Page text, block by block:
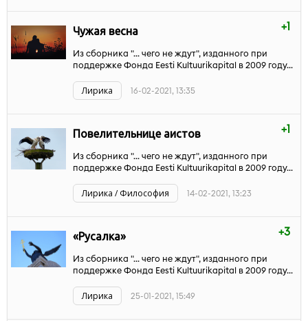
+1
Чужая весна
Из сборника "... чего не ждут", изданного при
поддержке Фонда Eesti Kultuurikapital в 2009 году...
Лирика 16-02-2021, 13:35
+1
Повелительнице аистов
Из сборника "... чего не ждут", изданного при
поддержке Фонда Eesti Kultuurikapital в 2009 году...
Лирика / Философия 14-02-2021, 13:23
+3
«Русалка»
Из сборника "... чего не ждут", изданного при
поддержке Фонда Eesti Kultuurikapital в 2009 году...
Лирика 25-01-2021, 15:49